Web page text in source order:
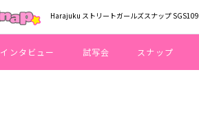
Harajuku ストリートガールズスナップ SGS109
インタビュー 試写会 スナップ